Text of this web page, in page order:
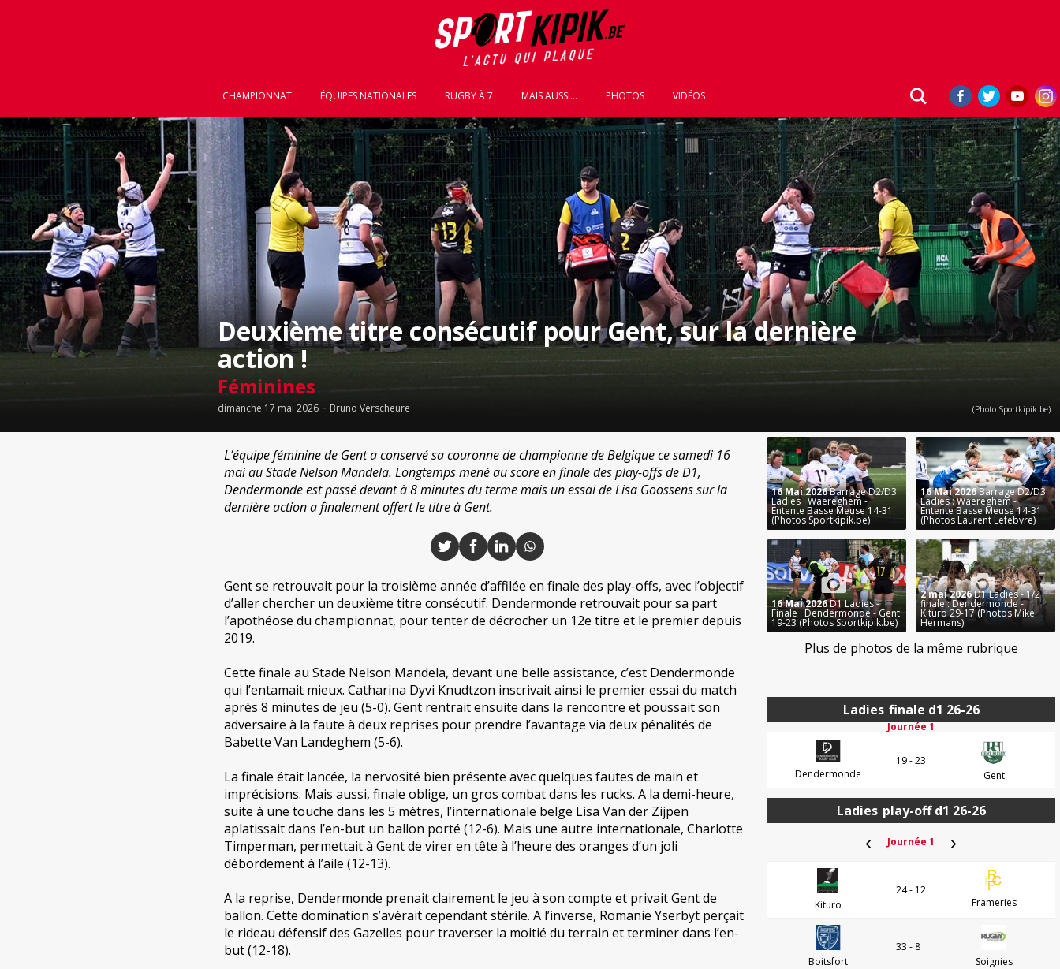
CHAMPIONNAT ÉQUIPES NATIONALES RUGBY À 7 MAIS AUSSI... PHOTOS VIDÉOS
Deuxième titre consécutif pour Gent, sur la dernière
action !
Féminines
dimanche 17 mai 2026 - Bruno Verscheure (Photo Sportkipik.be)
L’équipe féminine de Gent a conservé sa couronne de championne de Belgique ce samedi 16
mai au Stade Nelson Mandela. Longtemps mené au score en finale des play-offs de D1,
Dendermonde est passé devant à 8 minutes du terme mais un essai de Lisa Goossens sur la
dernière action a finalement offert le titre à Gent.
Gent se retrouvait pour la troisième année d’affilée en finale des play-offs, avec l’objectif
d’aller chercher un deuxième titre consécutif. Dendermonde retrouvait pour sa part
l’apothéose du championnat, pour tenter de décrocher un 12e titre et le premier depuis
2019.
Cette finale au Stade Nelson Mandela, devant une belle assistance, c’est Dendermonde
qui l’entamait mieux. Catharina Dyvi Knudtzon inscrivait ainsi le premier essai du match
après 8 minutes de jeu (5-0). Gent rentrait ensuite dans la rencontre et poussait son
adversaire à la faute à deux reprises pour prendre l’avantage via deux pénalités de
Babette Van Landeghem (5-6).
La finale était lancée, la nervosité bien présente avec quelques fautes de main et
imprécisions. Mais aussi, finale oblige, un gros combat dans les rucks. A la demi-heure,
suite à une touche dans les 5 mètres, l’internationale belge Lisa Van der Zijpen
aplatissait dans l’en-but un ballon porté (12-6). Mais une autre internationale, Charlotte
Timperman, permettait à Gent de virer en tête à l’heure des oranges d’un joli
débordement à l’aile (12-13).
A la reprise, Dendermonde prenait clairement le jeu à son compte et privait Gent de
ballon. Cette domination s’avérait cependant stérile. A l’inverse, Romanie Yserbyt perçait
le rideau défensif des Gazelles pour traverser la moitié du terrain et terminer dans l’en-
but (12-18).
Ladies finale d1 26-26
Journée 1
Dendermonde
19 - 23
Gent
Ladies play-off d1 26-26
‹ Journée 1 ›
Kituro
24 - 12
Frameries
Boitsfort
33 - 8
Soignies
16 Mai 2026Barrage D2/D3
Ladies : Waereghem -
Entente Basse Meuse 14-31
(Photos Sportkipik.be)
16 Mai 2026Barrage D2/D3
Ladies : Waereghem -
Entente Basse Meuse 14-31
(Photos Laurent Lefebvre)
16 Mai 2026D1 Ladies -
Finale : Dendermonde - Gent
19-23 (Photos Sportkipik.be)
2 mai 2026D1 Ladies - 1/2
finale : Dendermonde -
Kituro 29-17 (Photos Mike
Hermans)
Plus de photos de la même rubrique